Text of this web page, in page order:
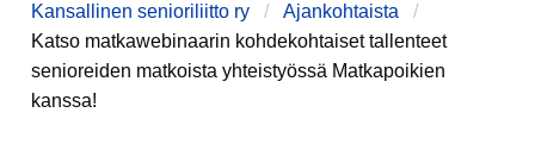
Kansallinen senioriliitto ry
Ajankohtaista
Katso matkawebinaarin kohdekohtaiset tallenteet
senioreiden matkoista yhteistyössä Matkapoikien
kanssa!